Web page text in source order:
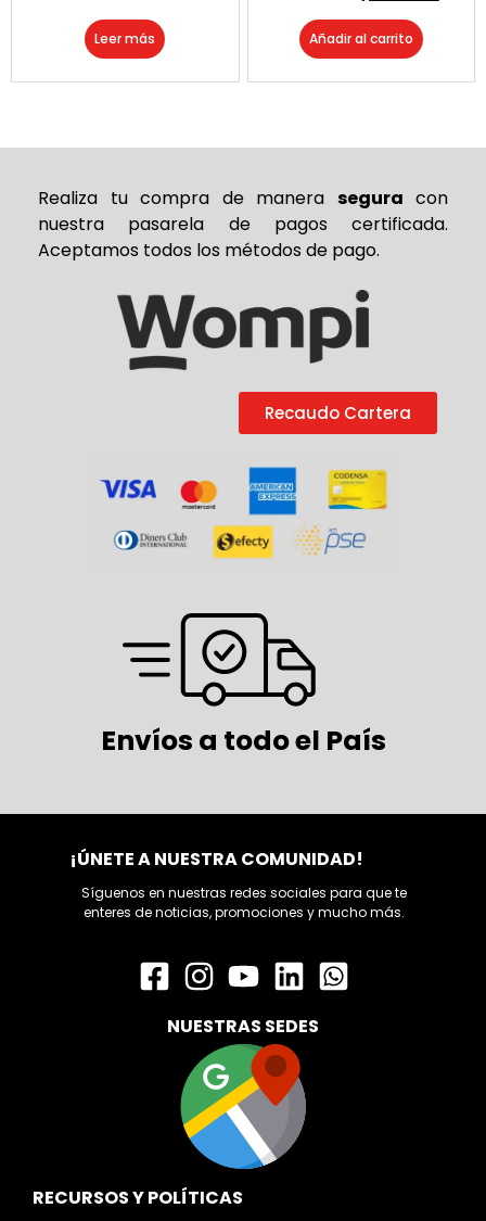
Leer más Añadir al carrito
Realiza tu compra de manera segura con
nuestra pasarela de pagos certificada.
Aceptamos todos los métodos de pago.
Recaudo Cartera
Envíos a todo el País
¡ÚNETE A NUESTRA COMUNIDAD!
Síguenos en nuestras redes sociales para que te
enteres de noticias, promociones y mucho más.
NUESTRAS SEDES
RECURSOS Y POLÍTICAS